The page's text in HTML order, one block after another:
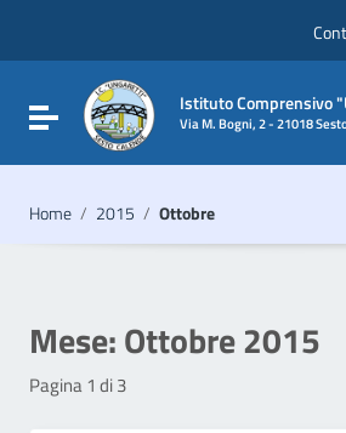
Vai al footer
Attiva / disattiva la navigazione
Istituto Comprensivo
Via M. Bogni, 2 - 21018
Home / 2015 / Ottobre
Mese:Ottobre 2015
Pagina 1 di 3